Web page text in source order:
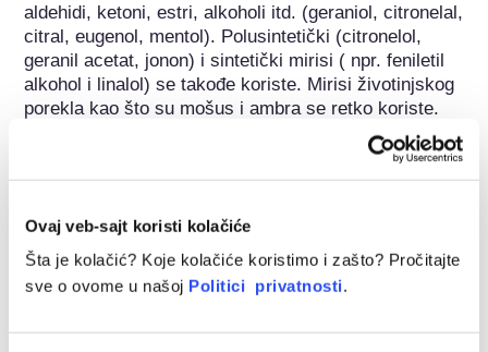
Ovaj veb-sajt koristi kolačiće
Šta je kolačić? Koje kolačiće koristimo i zašto? Pročitajte
sve o ovome u našoj Politici privatnosti.
aldehidi, ketoni, estri, alkoholi itd. (geraniol, citronelal,
citral, eugenol, mentol). Polusintetički (citronelol,
geranil acetat, jonon) i sintetički mirisi ( npr. feniletil
alkohol i linalol) se takođe koriste. Mirisi životinjskog
porekla kao što su mošus i ambra se retko koriste.
Sastojci za negu kože
Sastojci za negu zuba / prevenciju karijesa
Regulisanje kozmetike